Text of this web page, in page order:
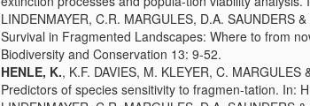
LINDENMAYER, C.R. MARGULES, D.A. SAUNDERS
Survival in Fragmented Landscapes: Where to from
Biodiversity and Conservation 13: 9-52.
HENLE, K., K.F. DAVIES, M. KLEYER, C. MARGULES
Predictors of species sensitivity to fragmen-tation. In: